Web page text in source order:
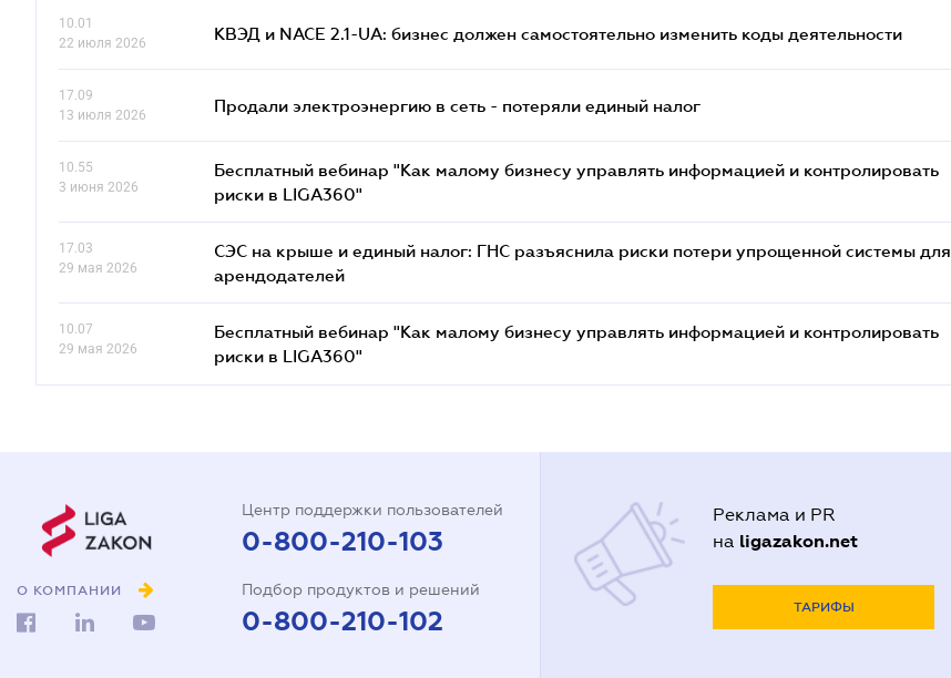
10.01
22 июля 2026
КВЭД и NACE 2.1-UA: бизнес должен самостоятельно изменить коды деятельности
17.09
13 июля 2026
Продали электроэнергию в сеть - потеряли единый налог
10.55
3 июня 2026
Бесплатный вебинар "Как малому бизнесу управлять информацией и контролировать
риски в LIGA360"
17.03
29 мая 2026
СЭС на крыше и единый налог: ГНС разъяснила риски потери упрощенной системы для
арендодателей
10.07
29 мая 2026
Бесплатный вебинар "Как малому бизнесу управлять информацией и контролировать
риски в LIGA360"
О КОМПАНИИ
Центр поддержки пользователей
0-800-210-103
Подбор продуктов и решений
0-800-210-102
Реклама и PR
на ligazakon.net
ТАРИФЫ